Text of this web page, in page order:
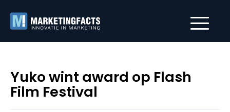
Yuko wint award op Flash
Film Festival